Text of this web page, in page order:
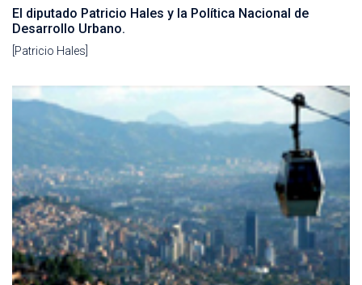
El diputado Patricio Hales y la Política Nacional de
Desarrollo Urbano.
[Patricio Hales]